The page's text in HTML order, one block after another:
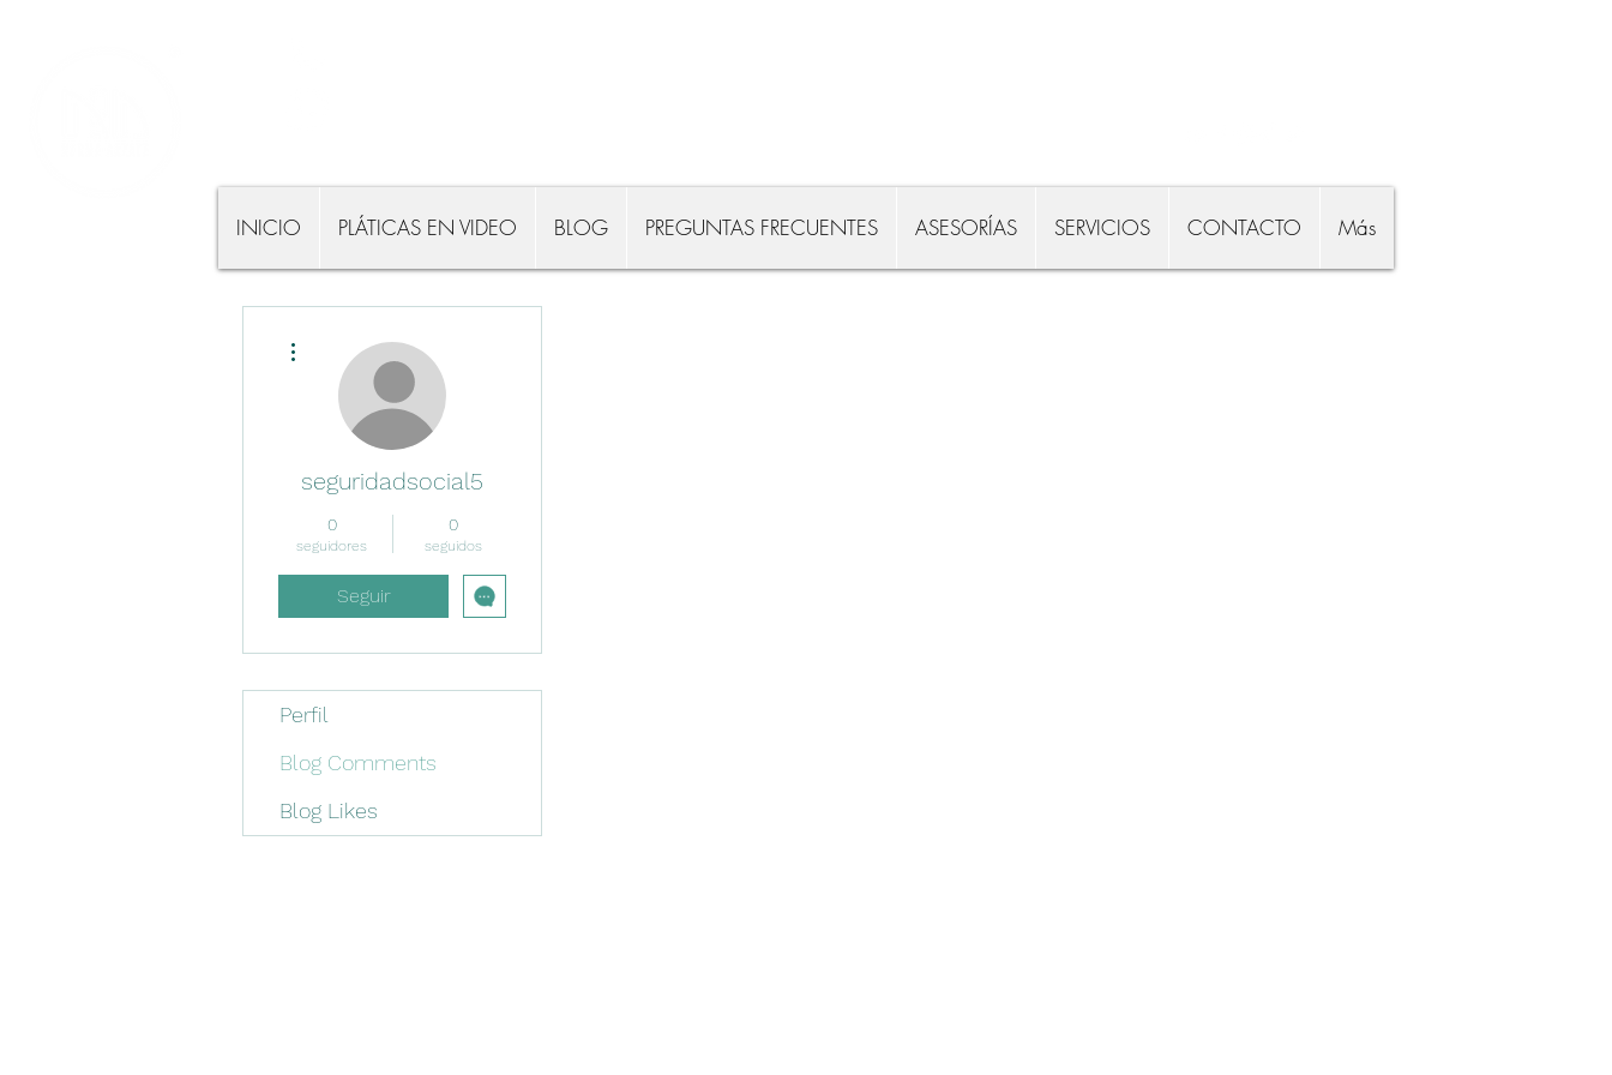
INICIO PLÁTICAS EN VIDEO BLOG PREGUNTAS FRECUENTES ASESORÍAS SERVICIOS CONTACTO Más
seguridadsocial5
0
seguidores
0
seguidos
Seguir
Perfil
Blog Comments
Blog Likes